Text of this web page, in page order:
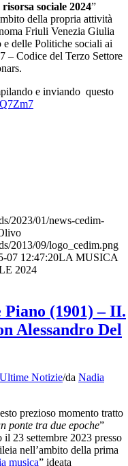
sociale 2024”
della propria attività
Friuli Venezia Giulia
delle Politiche sociali ai
– Codice del Terzo Settore
e inviando questo
2023/01/news-cedim-
2013/09/logo_cedim.png
07 12:47:20LA MUSICA
2024
Piano (1901) – II.
Alessandro Del
Ultime Notizie/da Nadia
prezioso momento tratto
ponte tra due epoche”
23 settembre 2023 presso
nell’ambito della prima
musica” ideata